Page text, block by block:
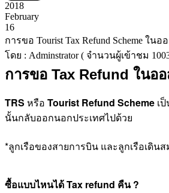
2018
February
16
การขอ Tourist Tax Refund Scheme ในอ
โดย : Adminstrator ( จำนวนผู้เข้าชม
การขอ Tax Refund ในออ
TRS หรือ Tourist Refund Scheme เ
นั้นกลับออกนอกประเทศไปด้วย
*ลูกเรือของสายการบิน และลูกเรือเดิน
ซื้อแบบไหนได้ Tax refund คืน ?